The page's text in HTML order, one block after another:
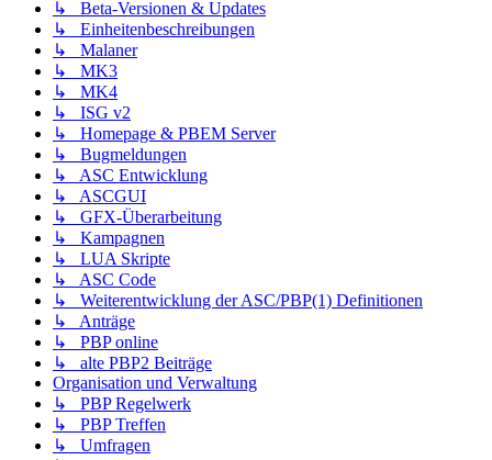
↳ Beta-Versionen & Updates
↳ Einheitenbeschreibungen
↳ Malaner
↳ MK3
↳ MK4
↳ ISG v2
↳ Homepage & PBEM Server
↳ Bugmeldungen
↳ ASC Entwicklung
↳ ASCGUI
↳ GFX-Überarbeitung
↳ Kampagnen
↳ LUA Skripte
↳ ASC Code
↳ Weiterentwicklung der ASC/PBP(1) Definitionen
↳ Anträge
↳ PBP online
↳ alte PBP2 Beiträge
Organisation und Verwaltung
↳ PBP Regelwerk
↳ PBP Treffen
↳ Umfragen